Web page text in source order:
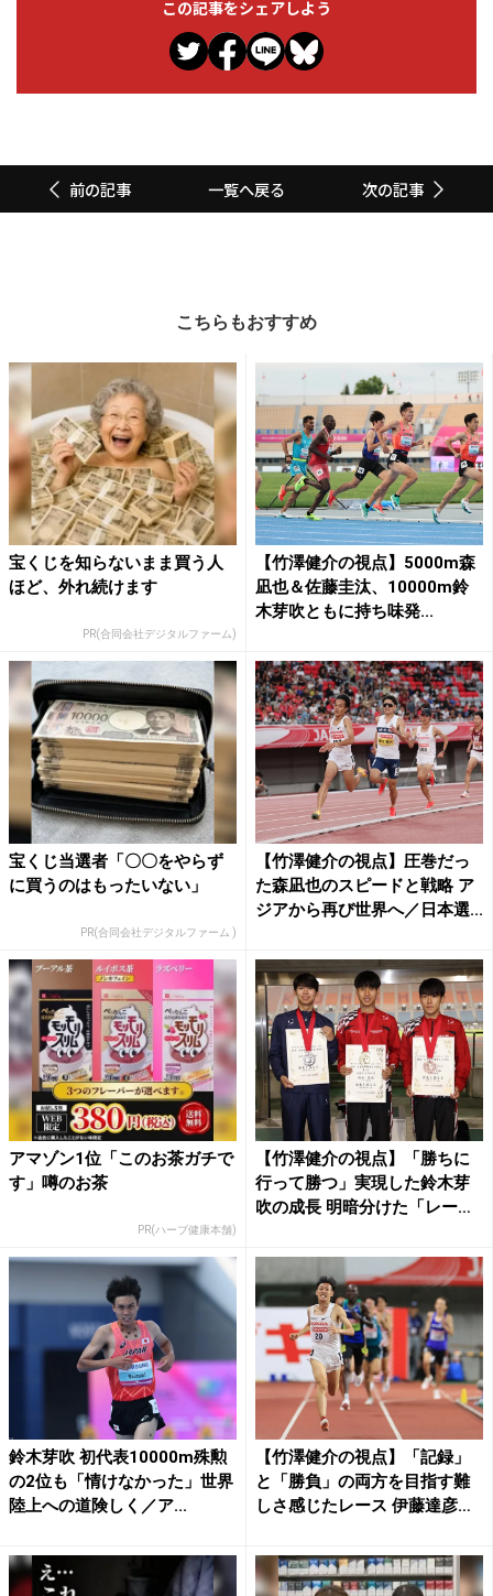
この記事をシェアしよう
前の記事 一覧へ戻る 次の記事
こちらもおすすめ
宝くじを知らないまま買う人
ほど、外れ続けます
PR(合同会社デジタルファーム)
【竹澤健介の視点】5000m森
凪也＆佐藤圭汰、10000m鈴
木芽吹ともに持ち味発...
宝くじ当選者「〇〇をやらず
に買うのはもったいない」
PR(合同会社デジタルファーム )
【竹澤健介の視点】圧巻だっ
た森凪也のスピードと戦略 ア
ジアから再び世界へ／日本選...
アマゾン1位「このお茶ガチで
す」噂のお茶
PR(ハーブ健康本舗)
【竹澤健介の視点】「勝ちに
行って勝つ」実現した鈴木芽
吹の成長 明暗分けた「レー
鈴木芽吹 初代表10000m殊勲
の2位も「情けなかった」世界
陸上への道険しく／ア...
【竹澤健介の視点】「記録」
と「勝負」の両方を目指す難
しさ感じたレース 伊藤達彦